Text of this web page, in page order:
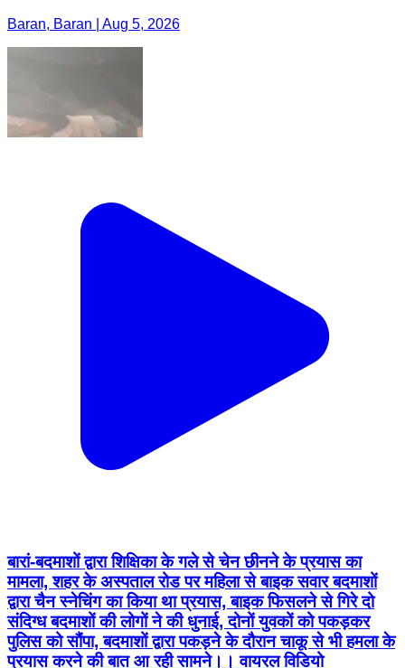
Baran, Baran | Aug 5, 2026
बारां-बदमाशों द्वारा शिक्षिका के गले से चेन छीनने के प्रयास का
मामला, शहर के अस्पताल रोड पर महिला से बाइक सवार बदमाशों
द्वारा चैन स्नेचिंग का किया था प्रयास, बाइक फिसलने से गिरे दो
संदिग्ध बदमाशों की लोगों ने की धुनाई, दोनों युवकों को पकड़कर
पुलिस को सौंपा, बदमाशों द्वारा पकड़ने के दौरान चाकू से भी हमला के
प्रयास करने की बात आ रही सामने।। वायरल विडियो